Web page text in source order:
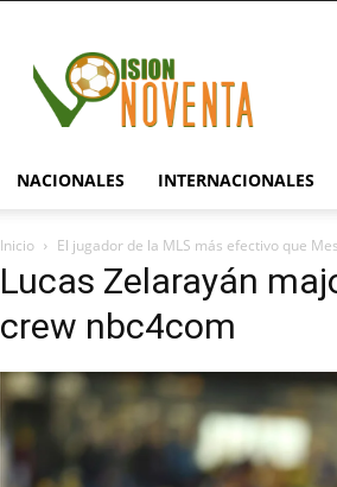
NACIONALES INTERNACIONALES
Inicio El jugador de la MLS más efectivo que
Lucas Zelarayán
crew nbc4com